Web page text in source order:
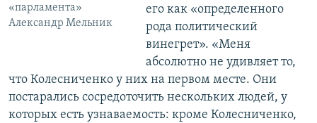
«парламента»
Александр Мельник
его как «определенного
рода политический
винегрет». «Меня
абсолютно не удивляет то,
что Колесниченко у них на первом месте. Они
постарались сосредоточить нескольких людей, у
которых есть узнаваемость: кроме Колесниченко,